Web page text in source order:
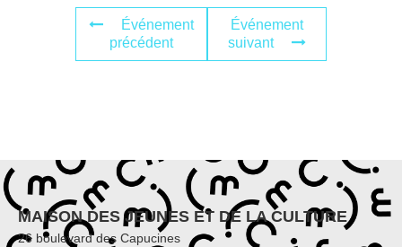
Événement
précédent
Événement
suivant
MAISON DES JEUNES ET DE LA CULTURE
26 boulevard des Capucines